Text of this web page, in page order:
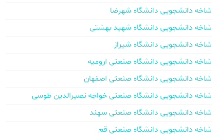
شاخه دانشجویی دانشگاه شهرضا
شاخه دانشجویی دانشگاه شهید بهشتی
شاخه دانشجویی دانشگاه شیراز
شاخه دانشجویی دانشگاه صنعتی ارومیه
شاخه دانشجویی دانشگاه صنعتی اصفهان
شاخه دانشجویی دانشگاه صنعتی خواجه نصیرالدین طوسی
شاخه دانشجویی دانشگاه صنعتی سهند
شاخه دانشجویی دانشگاه صنعتی قم